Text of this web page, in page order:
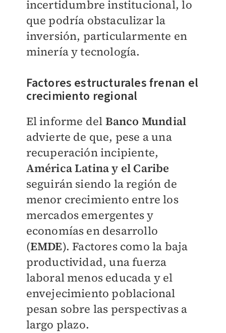
incertidumbre institucional, lo
que podría obstaculizar la
inversión, particularmente en
minería y tecnología.
Factores estructurales frenan el
crecimiento regional
El informe del Banco Mundial
advierte de que, pese a una
recuperación incipiente,
América Latina y el Caribe
seguirán siendo la región de
menor crecimiento entre los
mercados emergentes y
economías en desarrollo
(EMDE). Factores como la baja
productividad, una fuerza
laboral menos educada y el
envejecimiento poblacional
pesan sobre las perspectivas a
largo plazo.